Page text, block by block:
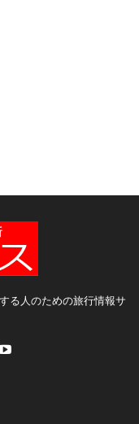
る人のための旅行情報サ